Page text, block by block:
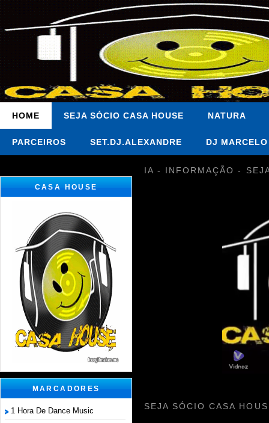
HOME SEJA SÓCIO CASA HOUSE NATURA
PARCEIROS SET.DJ.ALEXANDRE DJ
CASA HOUSE
MARCADORES
1 Hora De Dance Music
IA - INFORMAÇÃO -
SEJA SÓCIO CASA